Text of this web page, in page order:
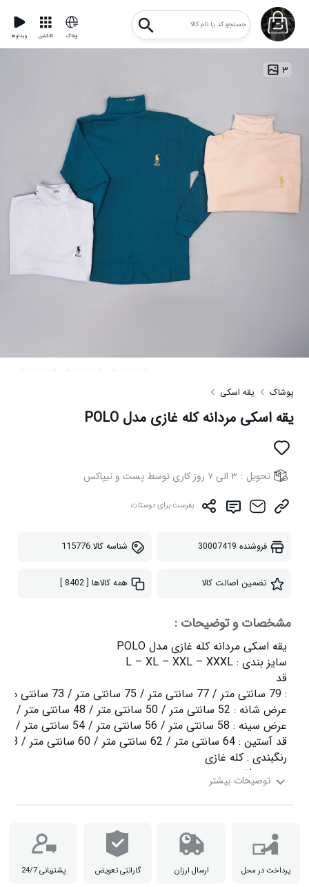
ویدئوها کالکشن وبلاگ
۳
پوشاک یقه اسکی
یقه اسکی مردانه کله غازی مدل POLO
تحویل : ۳ الی ۷ روز کاری توسط پست و تیپاکس
بفرست برای دوستات
فروشنده 30007419 شناسه کالا115776
تضمین اصالت کالا همه کالاها [ 8402 ]
مشخصات و توضیحات :
جنس : فانریپ
پرداخت در محل ارسال ارزان گارانتی تعویض پشتیبانی 24/7